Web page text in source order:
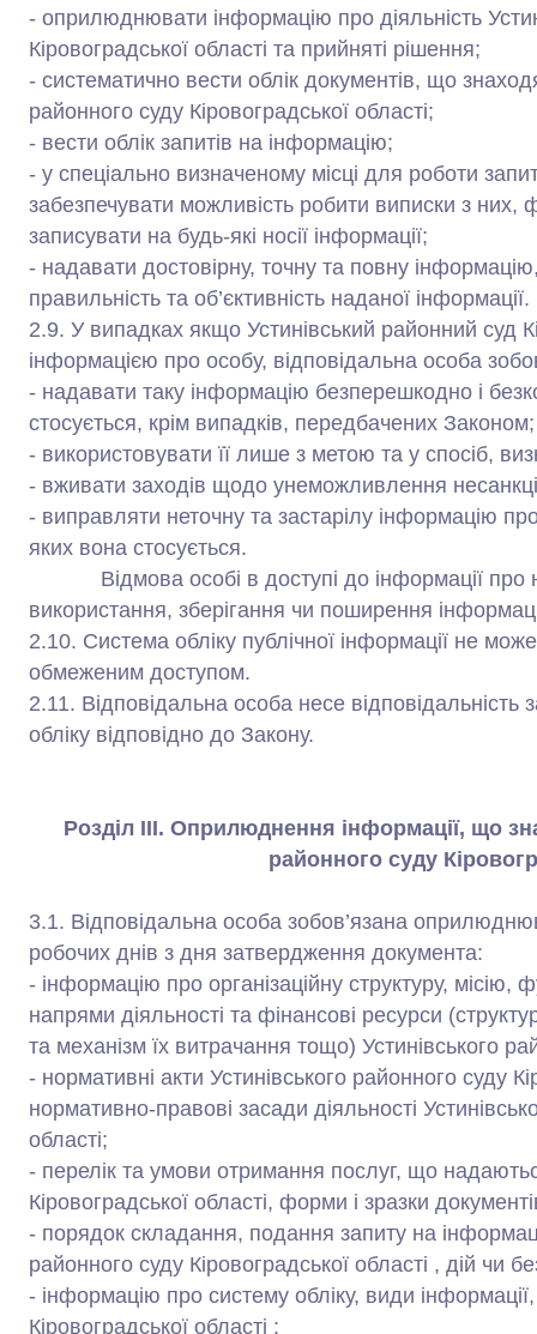
- оприлюднювати інформацію про діяльність
Кіровоградської області та прийняті рішення;
- систематично вести облік документів, що
районного суду Кіровоградської області;
- вести облік запитів на інформацію;
- у спеціально визначеному місці для роботи
забезпечувати можливість робити виписки з них,
записувати на будь-які носії інформації;
- надавати достовірну, точну та повну
правильність та об’єктивність наданої інформації.
2.9. У випадках якщо Устинівський районний суд
інформацією про особу, відповідальна особа
- надавати таку інформацію безперешкодно і
стосується, крім випадків, передбачених Законом;
- використовувати її лише з метою та у спосіб,
- вживати заходів щодо унеможливлення
- виправляти неточну та застарілу інформацію
яких вона стосується.
Відмова особі в доступі до інформації про
використання, зберігання чи поширення
2.10. Система обліку публічної інформації не
обмеженим доступом.
2.11. Відповідальна особа несе
обліку відповідно до Закону.
Розділ ІІІ. Оприлюднення інформації, що
районного суду
3.1. Відповідальна особа зобов’язана
робочих днів з дня затвердження документа:
- інформацію про організаційну структуру,
напрями діяльності та фінансові ресурси
та механізм їх витрачання тощо) Устинівського
- нормативні акти Устинівського районного суду
нормативно-правові засади діяльності
області;
- перелік та умови отримання послуг, що
Кіровоградської області, форми і зразки
- порядок складання, подання запиту на
районного суду Кіровоградської області , дій чи
- інформацію про систему обліку, види
Кіровоградської області ;